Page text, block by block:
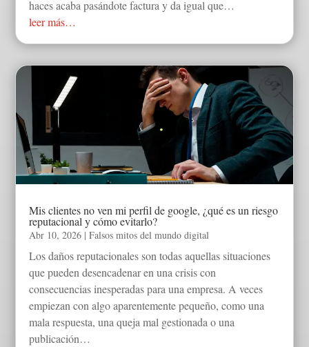
haces acaba pasándote factura y da igual que…
leer más…
Mis clientes no ven mi perfil de google, ¿qué es un riesgo
reputacional y cómo evitarlo?
Abr 10, 2026 |Falsos mitos del mundo digital
Los daños reputacionales son todas aquellas situaciones
que pueden desencadenar en una crisis con
consecuencias inesperadas para una empresa. A veces
empiezan con algo aparentemente pequeño, como una
mala respuesta, una queja mal gestionada o una
publicación…